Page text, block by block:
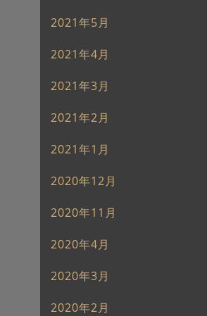
2021年5月
2021年4月
2021年3月
2021年2月
2021年1月
2020年12月
2020年11月
2020年4月
2020年3月
2020年2月